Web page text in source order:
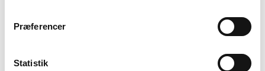
Præferencer
Statistik